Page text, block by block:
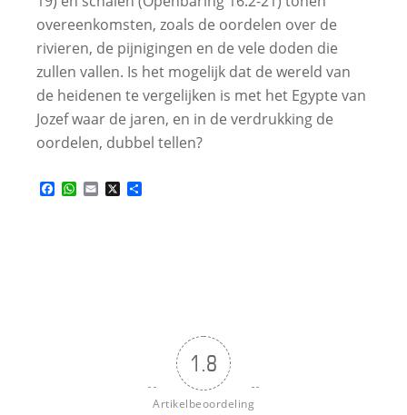
overeenkomsten, zoals de oordelen over de
rivieren, de pijnigingen en de vele doden die
zullen vallen. Is het mogelijk dat de wereld van
de heidenen te vergelijken is met het Egypte van
Jozef waar de jaren, en in de verdrukking de
oordelen, dubbel tellen?
Facebook
WhatsApp
Email
X
1.8
Artikelbeoordeling